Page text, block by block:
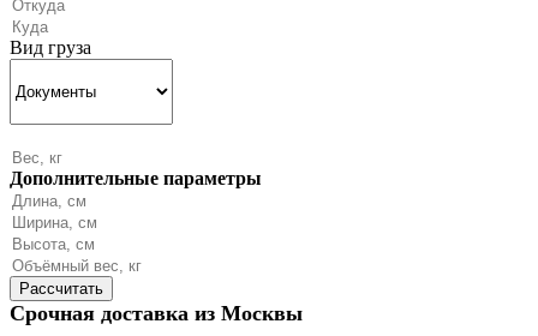
Вид груза
Дополнительные параметры
Срочная доставка из Москвы